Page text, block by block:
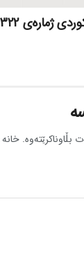
ژمارەی 322
بڵاوناکرێتەوە.